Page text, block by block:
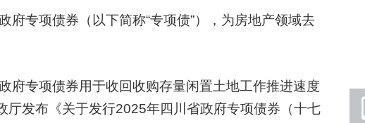
专项债券（以下简称“专项债”），为房地产领域去
专项债券用于收回收购存量闲置土地工作推进速度
厅发布《关于发行2025年四川省政府专项债券（十七